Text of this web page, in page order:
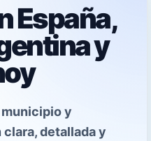
España,
y
municipio y
detallada y